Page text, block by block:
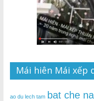
Mái hiên Mái xếp
ao du lech tam bat che